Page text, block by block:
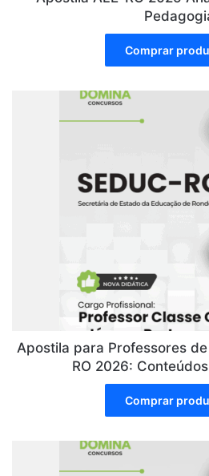
Comprar
Apostila para Professores
RO 2026:
Comprar